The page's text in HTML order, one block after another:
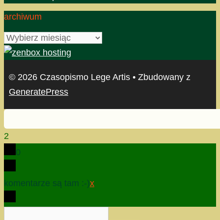
archiwum
archiwum
© 2026 Czasopismo Lege Artis • Zbudowany z
GeneratePress
2
0
komentarze są tam :-)x